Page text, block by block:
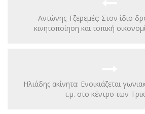
Αντώνης Τζερεμές: Στον ίδιο
κινητοποίηση και τοπική
Ηλιάδης ακίνητα: Ενοικιάζεται
τ.μ. στο κέντρο των